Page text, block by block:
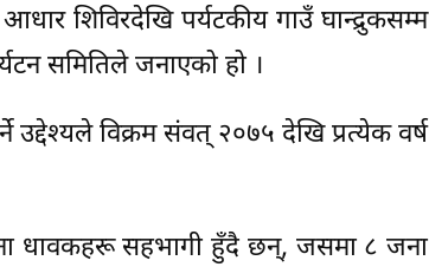
शिविरदेखि पर्यटकीय गाउँ घान्द्रुकसम्म
समितिले जनाएको हो ।
उद्देश्यले विक्रम संवत् २०७५ देखि प्रत्येक वर्ष
धावकहरू सहभागी हुँदै छन्, जसमा ८ जना